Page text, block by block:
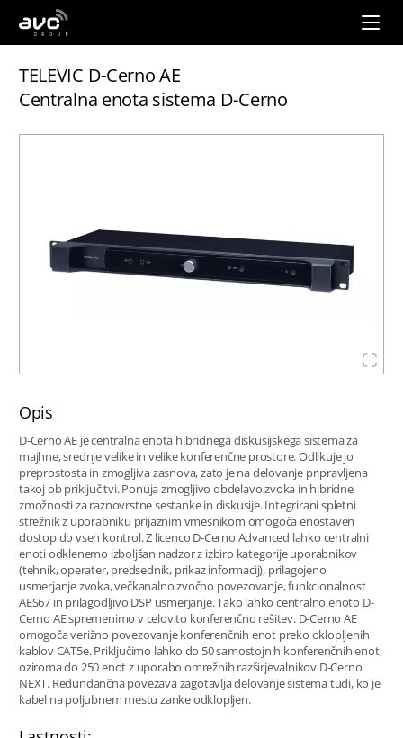
AVC
Group
TELEVIC D-Cerno AE
Centralna enota sistema D-Cerno
Opis
D-Cerno AE je centralna enota hibridnega diskusijskega sistema za
majhne, ​​srednje velike in velike konferenčne prostore. Odlikuje jo
preprostosta in zmogljiva zasnova, zato je na delovanje pripravljena
takoj ob priključitvi. Ponuja zmogljivo obdelavo zvoka in hibridne
zmožnosti za raznovrstne sestanke in diskusije. Integrirani spletni
strežnik z uporabniku prijaznim vmesnikom omogoča enostaven
dostop do vseh kontrol. Z licenco D-Cerno Advanced lahko centralni
enoti odklenemo izboljšan nadzor z izbiro kategorije uporabnikov
(tehnik, operater, predsednik, prikaz informacij), prilagojeno
usmerjanje zvoka, večkanalno zvočno povezovanje, funkcionalnost
AES67 in prilagodljivo DSP usmerjanje. Tako lahko centralno enoto D-
Cerno AE spremenimo v celovito konferenčno rešitev. D-Cerno AE
omogoča verižno povezovanje konferenčnih enot preko oklopljenih
kablov CAT5e. Priključimo lahko do 50 samostojnih konferenčnih enot,
oziroma do 250 enot z uporabo omrežnih razširjevalnikov D-Cerno
NEXT. Redundančna povezava zagotavlja delovanje sistema tudi, ko je
kabel na poljubnem mestu zanke odklopljen.